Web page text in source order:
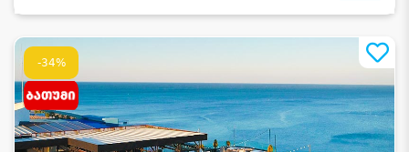
-34%